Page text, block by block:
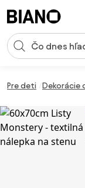
Vstup pre
Pre deti Dekorácie